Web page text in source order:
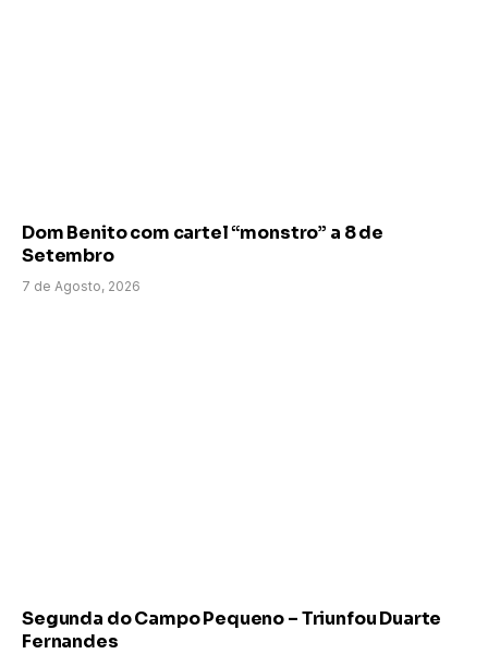
Dom Benito com cartel “monstro” a 8 de
Setembro
7 de Agosto, 2026
Segunda do Campo Pequeno – Triunfou Duarte
Fernandes